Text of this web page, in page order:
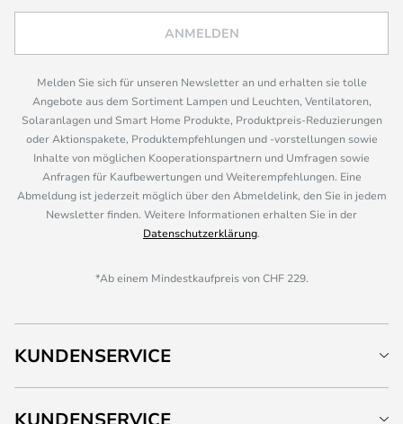
ANMELDEN
Melden Sie sich für unseren Newsletter an und erhalten sie tolle
Angebote aus dem Sortiment Lampen und Leuchten, Ventilatoren,
Solaranlagen und Smart Home Produkte, Produktpreis-Reduzierungen
oder Aktionspakete, Produktempfehlungen und -vorstellungen sowie
Inhalte von möglichen Kooperationspartnern und Umfragen sowie
Anfragen für Kaufbewertungen und Weiterempfehlungen. Eine
Abmeldung ist jederzeit möglich über den Abmeldelink, den Sie in jedem
Newsletter finden. Weitere Informationen erhalten Sie in der
Datenschutzerklärung.
*Ab einem Mindestkaufpreis von CHF 229.
KUNDENSERVICE
KUNDENSERVICE